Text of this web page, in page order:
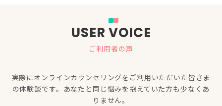
USER VOICE
ご利用者の声
実際にオンラインカウンセリングをご利用いただいた皆さま
の体験談です。あなたと同じ悩みを抱えていた方も少なくあ
りません。